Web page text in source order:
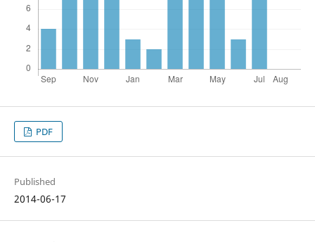
PDF
Published
2014-06-17